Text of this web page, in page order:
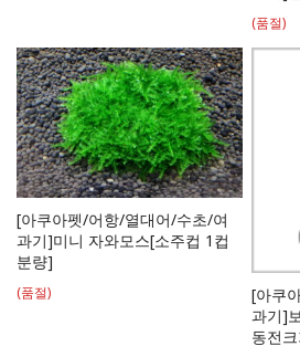
(품절)
[아쿠아펫/어항/열대어/수초/여
과기]미니 자와모스[소주컵 1컵
분량]
(품절)
[아쿠
과기]
동전